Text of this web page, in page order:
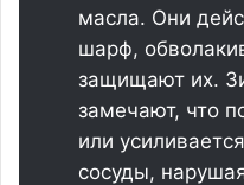
масла. Они
шарф,
защищают их.
замечают, что
или
сосуды,